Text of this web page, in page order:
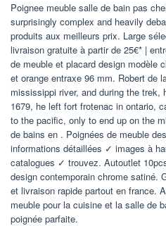
Poignee meuble salle de bain pas
surprisingly complex and heavily
produits aux meilleurs prix. Large
livraison gratuite à partir de 25€* |
de meuble et placard design modèle
et orange entraxe 96 mm. Robert de
mississippi river, and during the
1679, he left fort frotenac in ontario,
to the pacific, only to end up on the
de bains en . Poignées de meuble
informations détaillées ✓ images à
catalogues ✓ trouvez. Autoutlet
design contemporain chrome satiné.
et livraison rapide partout en france.
meuble pour la cuisine et la salle de
poignée parfaite.